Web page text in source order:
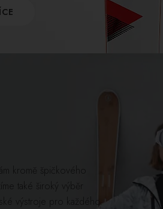
kromě špičkového
také široký výběr
výstroje pro každého.